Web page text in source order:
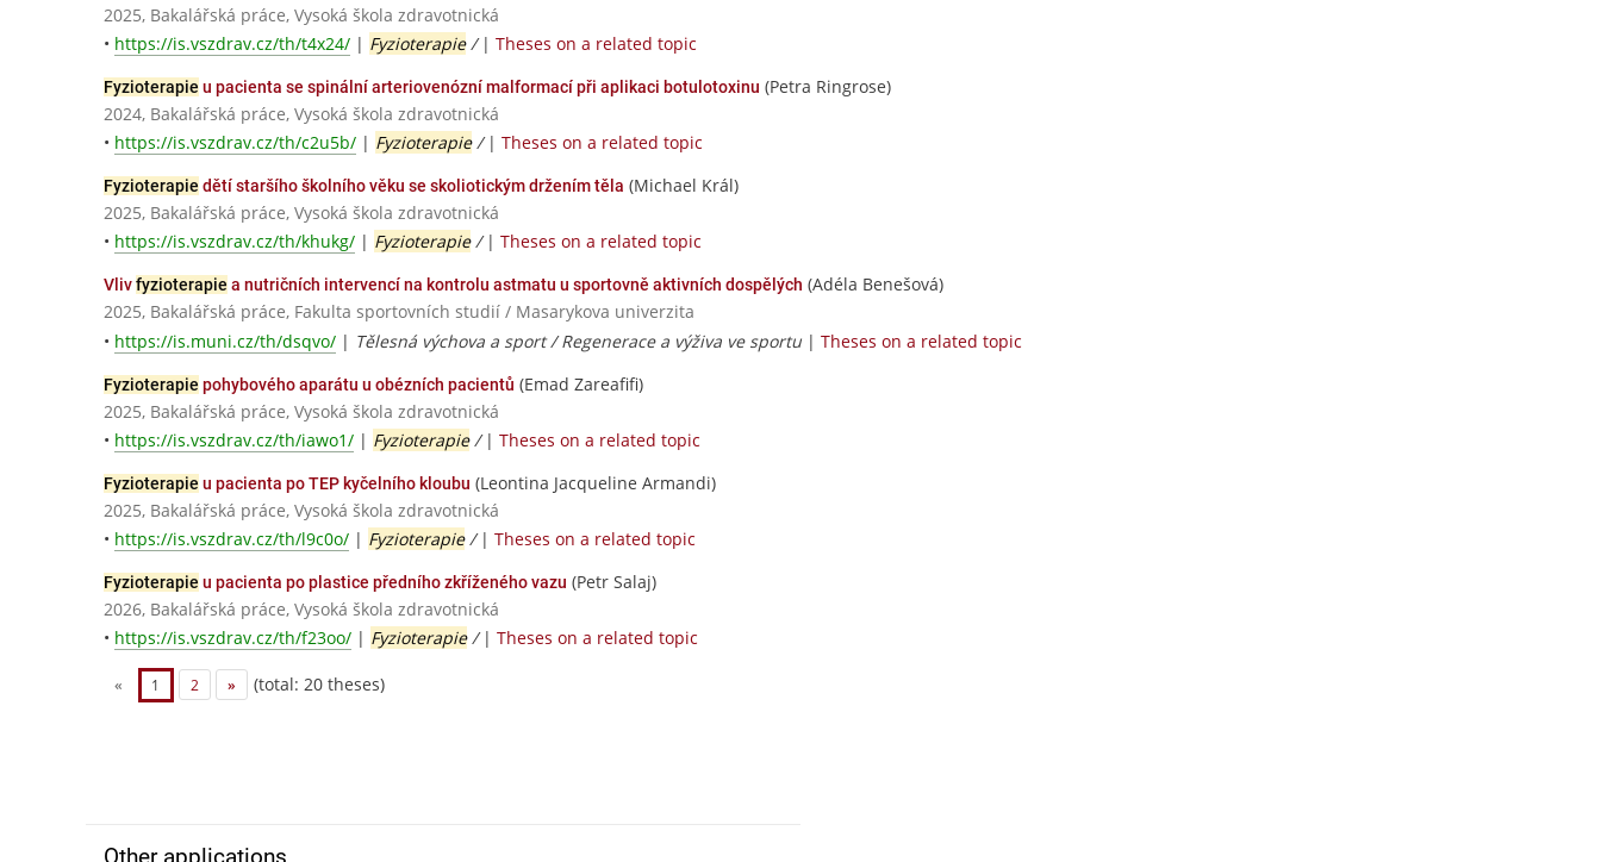
2025, Bakalářská práce, Vysoká škola zdravotnická
• https://is.vszdrav.cz/th/t4x24/ | Fyzioterapie/ | Theses on a related topic
Fyzioterapie u pacienta se spinální arteriovenózní malformací při aplikaci botulotoxinu (Petra Ringrose)
2024, Bakalářská práce, Vysoká škola zdravotnická
• https://is.vszdrav.cz/th/c2u5b/ | Fyzioterapie/ | Theses on a related topic
Fyzioterapie dětí staršího školního věku se skoliotickým držením těla (Michael Král)
2025, Bakalářská práce, Vysoká škola zdravotnická
• https://is.vszdrav.cz/th/khukg/ | Fyzioterapie/ | Theses on a related topic
Vlivfyzioterapie a nutričních intervencí na kontrolu astmatu u sportovně aktivních dospělých (Adéla Benešová)
2025, Bakalářská práce, Fakulta sportovních studií / Masarykova univerzita
• https://is.muni.cz/th/dsqvo/ | Tělesná výchova a sport / Regenerace a výživa ve sportu | Theses on a related topic
Fyzioterapie pohybového aparátu u obézních pacientů (Emad Zareafifi)
2025, Bakalářská práce, Vysoká škola zdravotnická
• https://is.vszdrav.cz/th/iawo1/ | Fyzioterapie/ | Theses on a related topic
Fyzioterapie u pacienta po TEP kyčelního kloubu (Leontina Jacqueline Armandi)
2025, Bakalářská práce, Vysoká škola zdravotnická
• https://is.vszdrav.cz/th/l9c0o/ | Fyzioterapie/ | Theses on a related topic
Fyzioterapie u pacienta po plastice předního zkříženého vazu (Petr Salaj)
2026, Bakalářská práce, Vysoká škola zdravotnická
• https://is.vszdrav.cz/th/f23oo/ | Fyzioterapie/ | Theses on a related topic
« 1 2 » (total: 20 theses)